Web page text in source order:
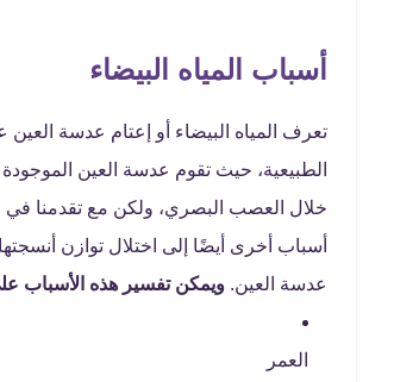
أسباب المياه البيضاء
تعرف المياه البيضاء أو إعتام عدسة العين
الطبيعية، حيث تقوم عدسة العين
خلال العصب البصري، ولكن مع تقدمنا ​​في
أسباب أخرى أيضًا إلى اختلال توازن
عدسة العين. ويمكن تفسير هذه الأسباب
العمر